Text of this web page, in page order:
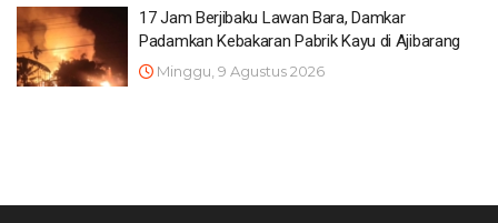
17 Jam Berjibaku Lawan Bara, Damkar
Padamkan Kebakaran Pabrik Kayu di Ajibarang
Minggu, 9 Agustus 2026